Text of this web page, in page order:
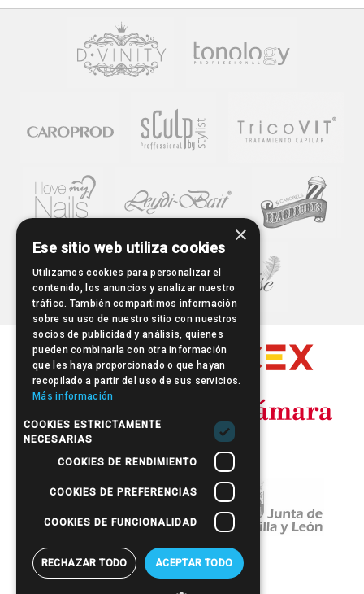
×
Ese sitio web utiliza cookies
Utilizamos cookies para personalizar el
contenido, los anuncios y analizar nuestro
tráfico. También compartimos información
sobre su uso de nuestro sitio con nuestros
socios de publicidad y análisis, quienes
pueden combinarla con otra información
que les haya proporcionado o que hayan
recopilado a partir del uso de sus servicios.
Más información
COOKIES ESTRICTAMENTE
NECESARIAS
COOKIES DE RENDIMIENTO
COOKIES DE PREFERENCIAS
COOKIES DE FUNCIONALIDAD
ACEPTAR TODO
RECHAZAR TODO